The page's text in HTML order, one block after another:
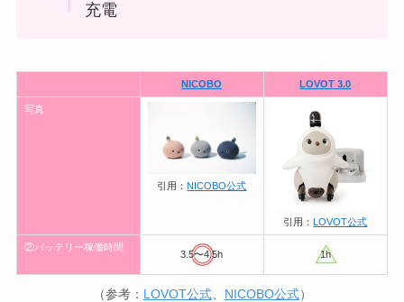
充電
NICOBO LOVOT 3.0
写真
引用： NICOBO公式
引用： LOVOT公式
②バッテリー稼働時間
3.5〜4.5h 1h
（参考： LOVOT公式、 NICOBO公式）